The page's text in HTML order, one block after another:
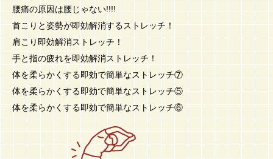
腰痛の原因は腰じゃない!!!!
首こりと姿勢が即効解消するストレッチ！
肩こり即効解消ストレッチ！
手と指の疲れを即効解消ストレッチ！
体を柔らかくする即効で簡単なストレッチ⑦
体を柔らかくする即効で簡単なストレッチ⑤
体を柔らかくする即効で簡単なストレッチ⑥